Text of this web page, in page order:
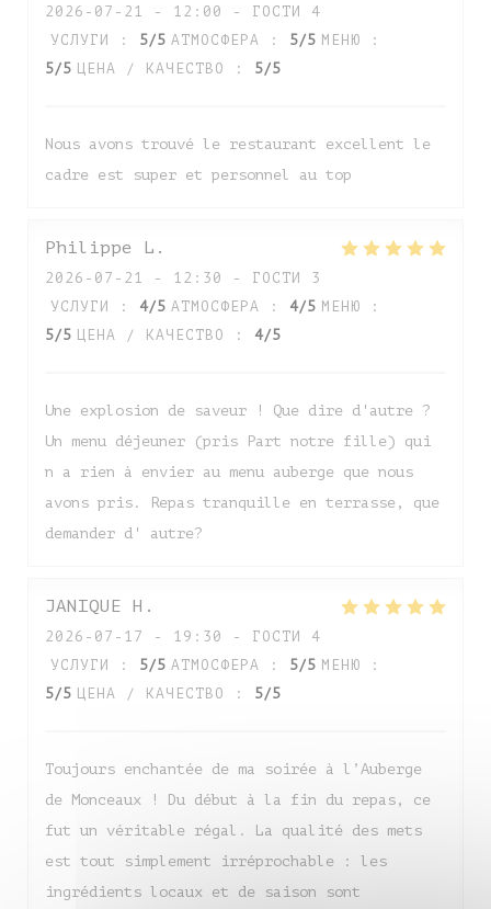
2026-07-21
- 12:00 - ГОСТИ 4
УСЛУГИ
: 5/5 АТМОСФЕРА : 5/5 МЕНЮ :
5/5 ЦЕНА / КАЧЕСТВО : 5/5
Nous avons trouvé le restaurant excellent le
cadre est super et personnel au top
Philippe L
2026-07-21
- 12:30 - ГОСТИ 3
УСЛУГИ
: 4/5 АТМОСФЕРА : 4/5 МЕНЮ :
5/5 ЦЕНА / КАЧЕСТВО : 4/5
Une explosion de saveur ! Que dire d'autre ?
Un menu déjeuner (pris Part notre fille) qui
n a rien à envier au menu auberge que nous
avons pris. Repas tranquille en terrasse, que
demander d' autre?
JANIQUE H
2026-07-17
- 19:30 - ГОСТИ 4
УСЛУГИ
: 5/5 АТМОСФЕРА : 5/5 МЕНЮ :
5/5 ЦЕНА / КАЧЕСТВО : 5/5
Toujours enchantée de ma soirée à l’Auberge
de Monceaux ! Du début à la fin du repas, ce
fut un véritable régal. La qualité des mets
est tout simplement irréprochable : les
ingrédients locaux et de saison sont